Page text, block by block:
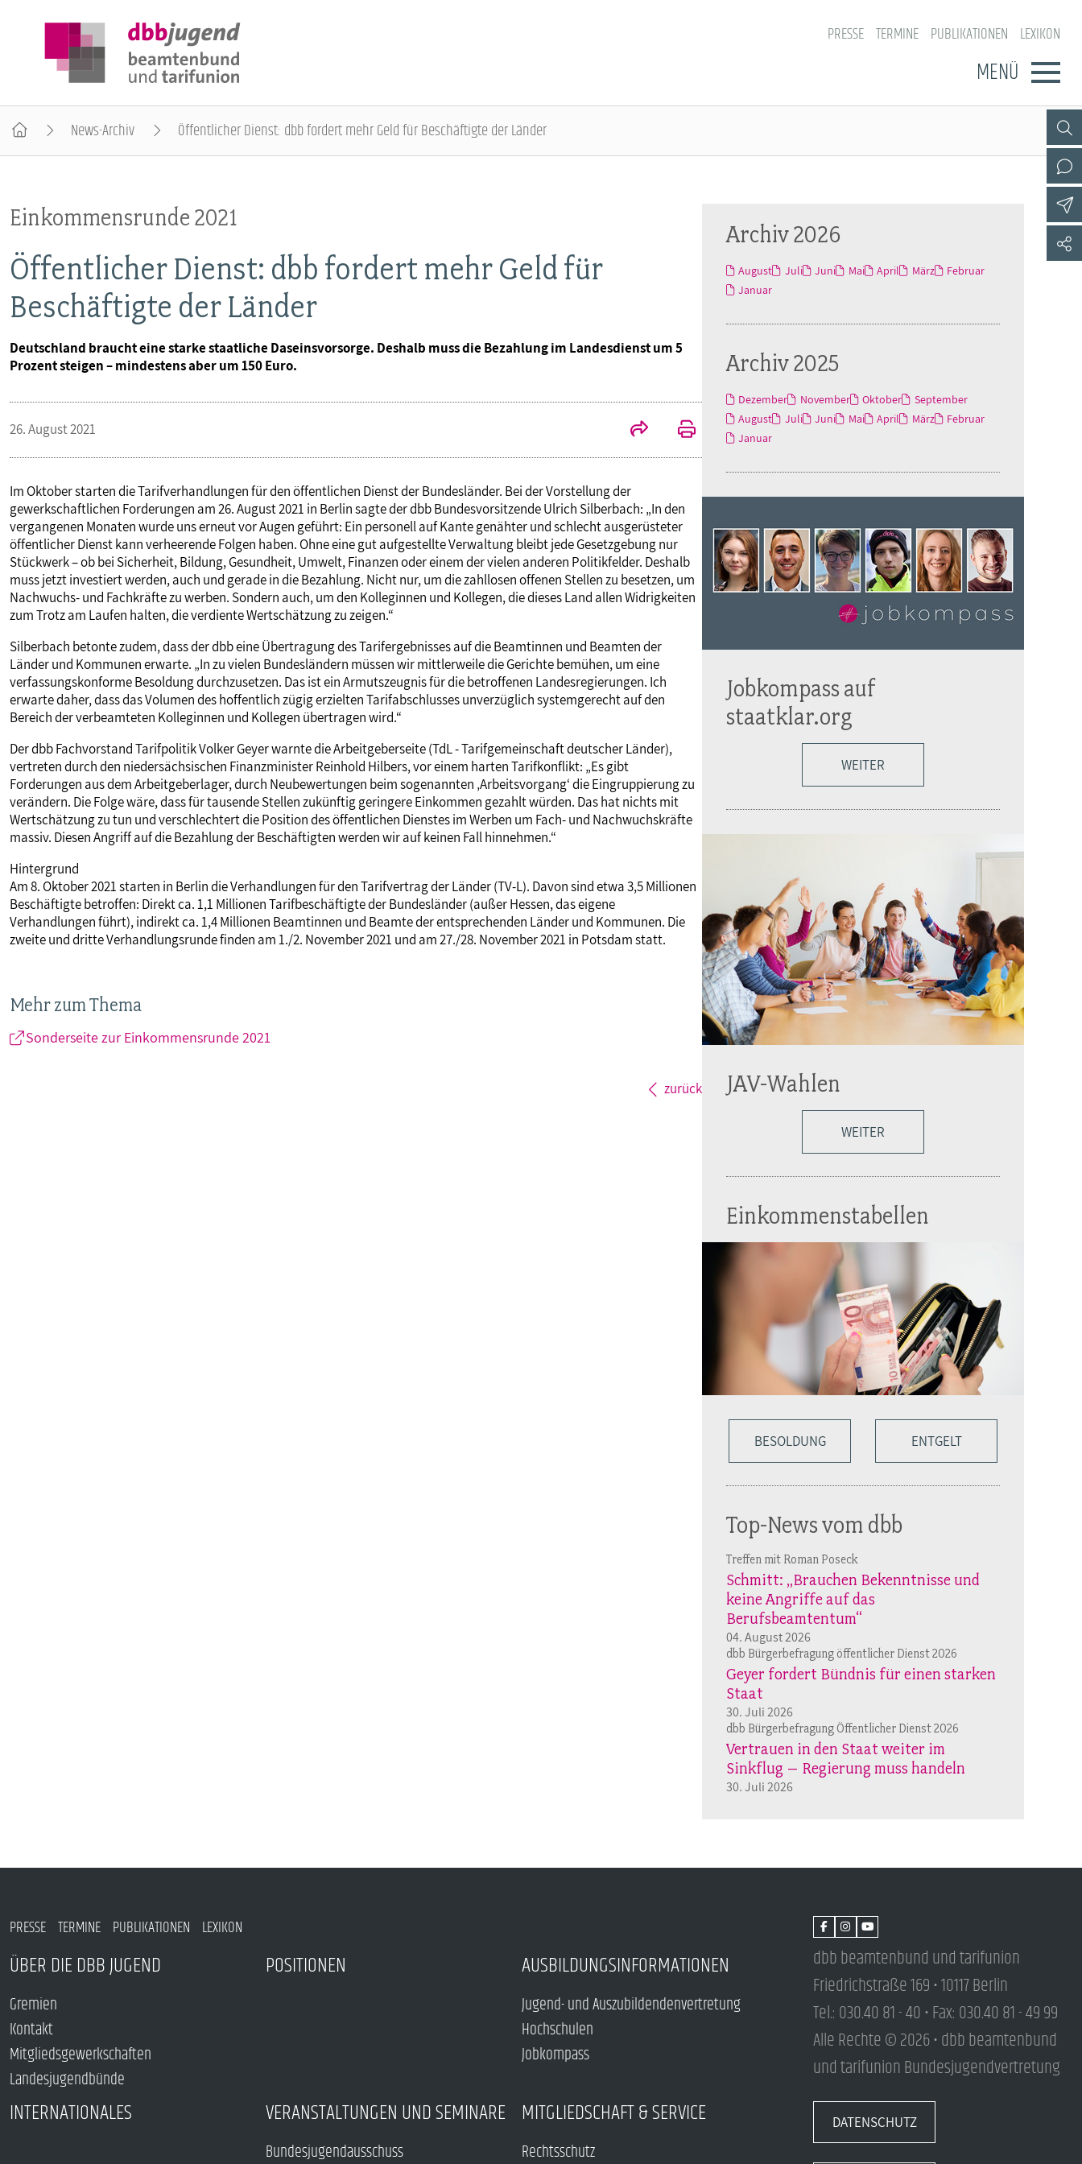
PRESSE TERMINE PUBLIKATIONEN LEXIKON
MENÜ
Kontakt
Mitgliedsgewerkschaften
POSITIONEN
AUSBILDUNGSINFORMATIONEN
Hochschulen
Jobkompass
INTERNATIONALES
Bundesjugendausschuss
Parlamentarisches Sommerfest
MITGLIEDSCHAFT & SERVICE
Vorsorgewerk
Vorteilswelt
News-Archiv Öffentlicher Dienst: dbb fordert mehr Geld für Beschäftigte der Länder
Einkommensrunde 2021
Öffentlicher Dienst: dbb fordert mehr Geld für
Beschäftigte der Länder
Deutschland braucht eine starke staatliche Daseinsvorsorge. Deshalb muss die Bezahlung im Landesdienst um 5
Prozent steigen – mindestens aber um 150 Euro.
26. August 2021
Im Oktober starten die Tarifverhandlungen für den öffentlichen Dienst der Bundesländer. Bei der Vorstellung der
gewerkschaftlichen Forderungen am 26. August 2021 in Berlin sagte der dbb Bundesvorsitzende Ulrich Silberbach: „In den
vergangenen Monaten wurde uns erneut vor Augen geführt: Ein personell auf Kante genähter und schlecht ausgerüsteter
öffentlicher Dienst kann verheerende Folgen haben. Ohne eine gut aufgestellte Verwaltung bleibt jede Gesetzgebung nur
Stückwerk – ob bei Sicherheit, Bildung, Gesundheit, Umwelt, Finanzen oder einem der vielen anderen Politikfelder. Deshalb
muss jetzt investiert werden, auch und gerade in die Bezahlung. Nicht nur, um die zahllosen offenen Stellen zu besetzen, um
Nachwuchs- und Fachkräfte zu werben. Sondern auch, um den Kolleginnen und Kollegen, die dieses Land allen Widrigkeiten
zum Trotz am Laufen halten, die verdiente Wertschätzung zu zeigen.“
Silberbach betonte zudem, dass der dbb eine Übertragung des Tarifergebnisses auf die Beamtinnen und Beamten der
Länder und Kommunen erwarte. „In zu vielen Bundesländern müssen wir mittlerweile die Gerichte bemühen, um eine
verfassungskonforme Besoldung durchzusetzen. Das ist ein Armutszeugnis für die betroffenen Landesregierungen. Ich
erwarte daher, dass das Volumen des hoffentlich zügig erzielten Tarifabschlusses unverzüglich systemgerecht auf den
Bereich der verbeamteten Kolleginnen und Kollegen übertragen wird.“
Der dbb Fachvorstand Tarifpolitik Volker Geyer warnte die Arbeitgeberseite (TdL - Tarifgemeinschaft deutscher Länder),
vertreten durch den niedersächsischen Finanzminister Reinhold Hilbers, vor einem harten Tarifkonflikt: „Es gibt
Forderungen aus dem Arbeitgeberlager, durch Neubewertungen beim sogenannten ‚Arbeitsvorgang‘ die Eingruppierung zu
verändern. Die Folge wäre, dass für tausende Stellen zukünftig geringere Einkommen gezahlt würden. Das hat nichts mit
Wertschätzung zu tun und verschlechtert die Position des öffentlichen Dienstes im Werben um Fach- und Nachwuchskräfte
massiv. Diesen Angriff auf die Bezahlung der Beschäftigten werden wir auf keinen Fall hinnehmen.“
Hintergrund
Am 8. Oktober 2021 starten in Berlin die Verhandlungen für den Tarifvertrag der Länder (TV-L). Davon sind etwa 3,5 Millionen
Beschäftigte betroffen: Direkt ca. 1,1 Millionen Tarifbeschäftigte der Bundesländer (außer Hessen, das eigene
Verhandlungen führt), indirekt ca. 1,4 Millionen Beamtinnen und Beamte der entsprechenden Länder und Kommunen. Die
zweite und dritte Verhandlungsrunde finden am 1./2. November 2021 und am 27./28. November 2021 in Potsdam statt.
Mehr zum Thema
Sonderseite zur Einkommensrunde 2021
zurück
Archiv 2026
August Juli Juni Mai April März
Februar
Januar
Archiv 2025
Dezember November Oktober
September
August
Juli Juni Mai April März
Februar
Januar
Jobkompass auf
staatklar.org
WEITER
JAV-Wahlen
WEITER
Einkommenstabellen
BESOLDUNG ENTGELT
Top-News vom dbb
Treffen mit Roman Poseck
Schmitt: „Brauchen Bekenntnisse und
keine Angriffe auf das
Berufsbeamtentum“
04. August 2026
dbb Bürgerbefragung öffentlicher Dienst 2026
Geyer fordert Bündnis für einen starken
Staat
30. Juli 2026
dbb Bürgerbefragung Öffentlicher Dienst 2026
Vertrauen in den Staat weiter im
Sinkflug – Regierung muss handeln
30. Juli 2026
PRESSE TERMINE PUBLIKATIONEN LEXIKON
ÜBER DIE DBB JUGEND
Gremien
Kontakt
Mitgliedsgewerkschaften
Landesjugendbünde
POSITIONEN AUSBILDUNGSINFORMATIONEN
Jugend- und Auszubildendenvertretung
Hochschulen
Jobkompass
INTERNATIONALES VERANSTALTUNGEN UND SEMINARE
Bundesjugendausschuss
MITGLIEDSCHAFT & SERVICE
Rechtsschutz
dbb beamtenbund und tarifunion
Friedrichstraße 169 • 10117 Berlin
Tel.: 030.40 81 - 40 • Fax: 030.40 81 - 49 99
Alle Rechte © 2026 • dbb beamtenbund
und tarifunion Bundesjugendvertretung
DATENSCHUTZ